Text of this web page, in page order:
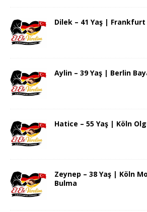
Dilek – 41 Yaş | Frankfurt
Aylin – 39 Yaş | Berlin
Hatice – 55 Yaş | Köln
Zeynep – 38 Yaş | Köln
Bulma